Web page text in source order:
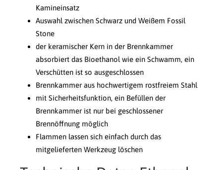
Kamineinsatz
Auswahl zwischen Schwarz und Weißem Fossil
Stone
der keramischer Kern in der Brennkammer
absorbiert das Bioethanol wie ein Schwamm, ein
Verschütten ist so ausgeschlossen
Brennkammer aus hochwertigem rostfreiem Stahl
mit Sicherheitsfunktion, ein Befüllen der
Brennkammer ist nur bei geschlossener
Brennöffnung möglich
Flammen lassen sich einfach durch das
mitgelieferten Werkzeug löschen